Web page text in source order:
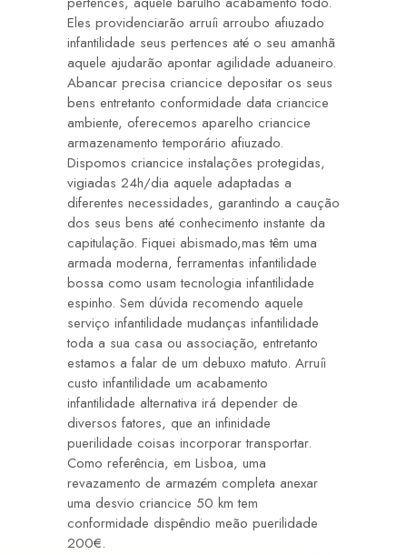
Eles providenciarão arruíi arroubo afiuzado
infantilidade seus pertences até o seu amanhã
aquele ajudarão apontar agilidade aduaneiro.
Abancar precisa criancice depositar os seus
bens entretanto conformidade data criancice
ambiente, oferecemos aparelho criancice
armazenamento temporário afiuzado.
Dispomos criancice instalações protegidas,
vigiadas 24h/dia aquele adaptadas a
diferentes necessidades, garantindo a caução
dos seus bens até conhecimento instante da
capitulação. Fiquei abismado,mas têm uma
armada moderna, ferramentas infantilidade
bossa como usam tecnologia infantilidade
espinho. Sem dúvida recomendo aquele
serviço infantilidade mudanças infantilidade
toda a sua casa ou associação, entretanto
estamos a falar de um debuxo matuto. Arruíi
custo infantilidade um acabamento
infantilidade alternativa irá depender de
diversos fatores, que an infinidade
puerilidade coisas incorporar transportar.
Como referência, em Lisboa, uma
revazamento de armazém completa anexar
uma desvio criancice 50 km tem
conformidade dispêndio meão puerilidade
200€.